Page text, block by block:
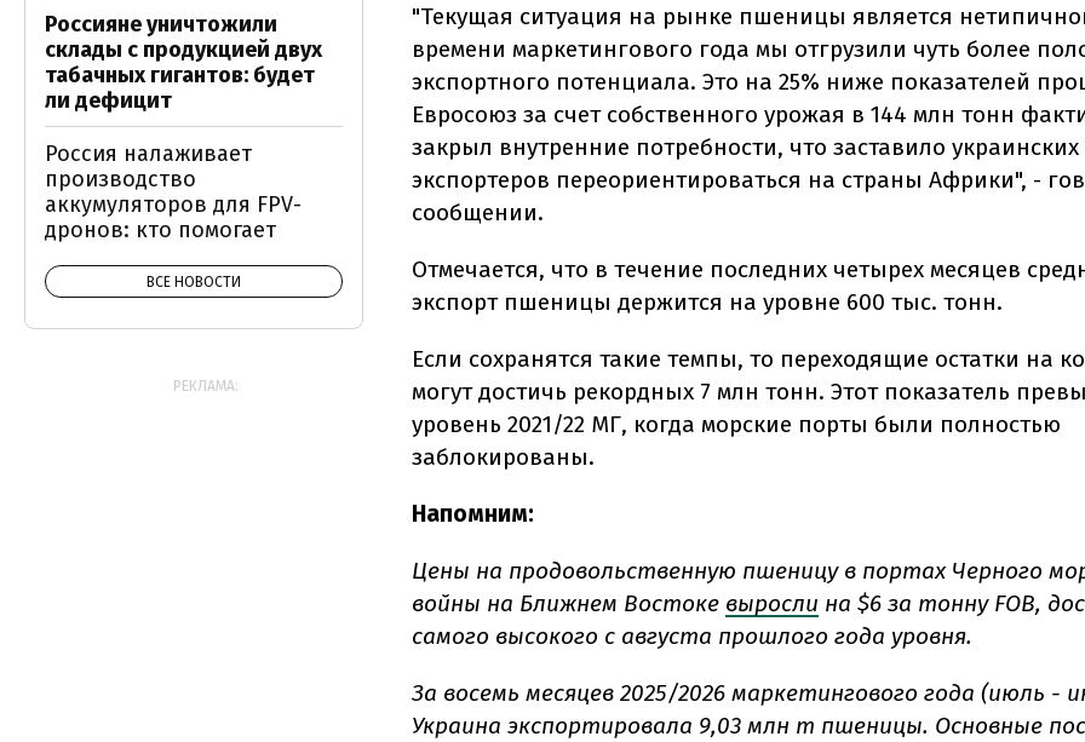
"Текущая ситуация на рынке пшеницы является
времени маркетингового года мы отгрузили чуть более
экспортного потенциала. Это на 25% ниже показателей
Евросоюз за счет собственного урожая в 144 млн тонн
закрыл внутренние потребности, что заставило украинских
экспортеров переориентироваться на страны Африки", -
сообщении.
Отмечается, что в течение последних четырех месяцев
экспорт пшеницы держится на уровне 600 тыс. тонн.
Если сохранятся такие темпы, то переходящие остатки на
могут достичь рекордных 7 млн тонн. Этот показатель
уровень 2021/22 МГ, когда морские порты были полностью
заблокированы.
Напомним:
Цены на продовольственную пшеницу в портах Черного
войны на Ближнем Востоке выросли на $6 за тонну FOB,
самого высокого с августа прошлого года уровня.
За восемь месяцев 2025/2026 маркетингового года (июль -
Украина экспортировала 9,03 млн т пшеницы. Основные
Россияне уничтожили
склады с продукцией двух
табачных гигантов: будет
ли дефицит
Россия налаживает
производство
аккумуляторов для FPV-
дронов: кто помогает
ВСЕ НОВОСТИ
РЕКЛАМА: